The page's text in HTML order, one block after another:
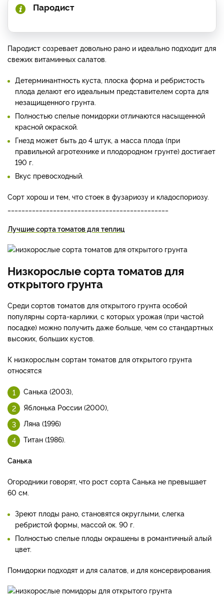
Пародист
Пародист созревает довольно рано и идеально подходит для
свежих витаминных салатов.
Детерминантность куста, плоска форма и ребристость
плода делают его идеальным представителем сорта для
незащищенного грунта.
Полностью спелые помидорки отличаются насыщенной
красной окраской.
Гнезд может быть до 4 штук, а масса плода (при
правильной агротехнике и плодородном грунте) достигает
190 г.
Вкус превосходный.
Сорт хорош и тем, что стоек в фузариозу и кладоспориозу.
Лучшие сорта томатов для теплиц
Низкорослые сорта томатов для
открытого грунта
Среди сортов томатов для открытого грунта особой
популярны сорта-карлики, с которых урожая (при частой
посадке) можно получить даже больше, чем со стандартных
высоких, больших кустов.
К низкорослым сортам томатов для открытого грунта
относятся
Санька (2003),
Яблонька России (2000),
Ляна (1996)
Титан (1986).
Санька
Огородники говорят, что рост сорта Санька не превышает
60 см.
Зреют плоды рано, становятся округлыми, слегка
ребристой формы, массой ок. 90 г.
Полностью спелые плоды окрашены в романтичный алый
цвет.
Помидорки подходят и для салатов, и для консервирования.